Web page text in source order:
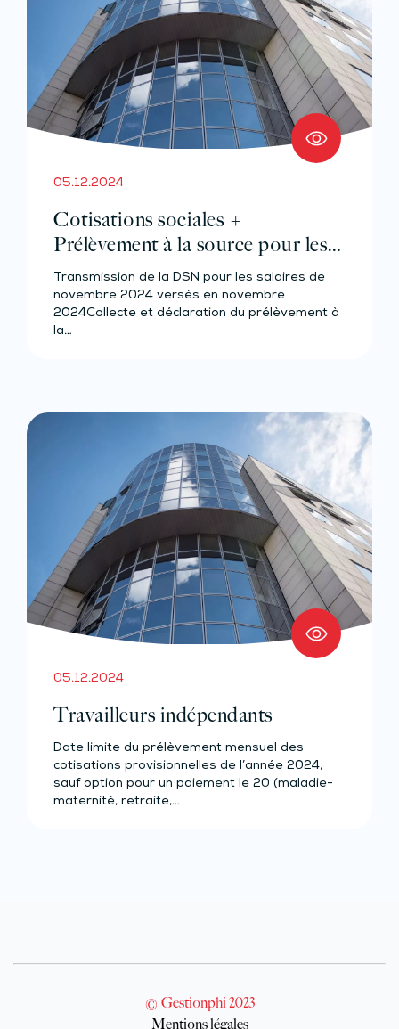
05.12.2024
Cotisations sociales +
Prélèvement à la source pour les
salariés et assimilés (effectif d’au
moins 50 salariés)
Transmission de la DSN pour les salaires de
novembre 2024 versés en novembre
2024Collecte et déclaration du prélèvement à
la…
05.12.2024
Travailleurs indépendants
Date limite du prélèvement mensuel des
cotisations provisionnelles de l’année 2024,
sauf option pour un paiement le 20 (maladie-
maternité, retraite,…
© Gestionphi 2023
Mentions légales